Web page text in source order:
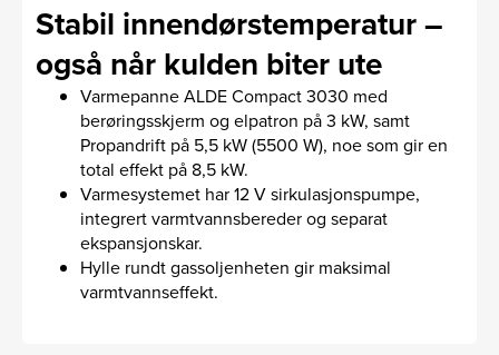
Stabil innendørstemperatur –
også når kulden biter ute
Varmepanne ALDE Compact 3030 med
berøringsskjerm og elpatron på 3 kW, samt
Propandrift på 5,5 kW (5500 W), noe som gir en
total effekt på 8,5 kW.
Varmesystemet har 12 V sirkulasjonspumpe,
integrert varmtvannsbereder og separat
ekspansjonskar.
Hylle rundt gassoljenheten gir maksimal
varmtvannseffekt.